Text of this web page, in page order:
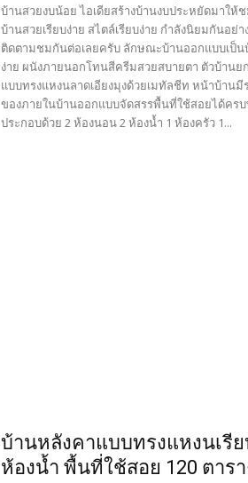
บ้านสวยงบน้อย ไอเดียสร้างบ้านงบประหยัดมาให้
บ้านสวยเรียบง่าย สไตล์เรียบง่าย กำลังนิยมกันอย่
ติดตามชมกันต่อเลยครับ ลักษณะบ้านออกแบบเป็น
ง่าย ผนังภายนอกโทนสีครีมสวยสบายตา ตัวบ้านย
แบบทรงแหงนลาดเอียงมุงด้วยเมทัลชีท หน้าบ้านมี
ของภายในบ้านออกแบบจัดสรรพื้นที่ใช้สอยได้คร
ประกอบด้วย 2 ห้องนอน 2 ห้องน้ำ 1 ห้องครัว 1...
บ้านหลังคาแบบทรงแหงนเรีย
ห้องน้ำ พื้นที่ใช้สอย 120 ตารา